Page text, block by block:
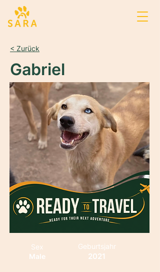
< Zurück
Gabriel
Sex
Male
Geburtsjahr
2021